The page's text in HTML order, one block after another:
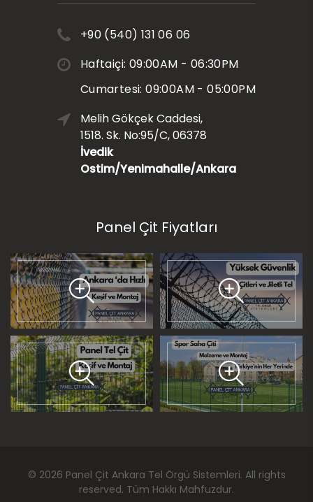
+90 (540) 131 06 06
Haftaiçi: 09:00AM - 06:30PM
Cumartesi: 09:00AM - 05:00PM
Melih Gökçek Caddesi,
1518. Sk. No:95/C, 06378
İvedik
Ostim/Yenimahalle/Ankara
Panel Çit Fiyatları
© 2026 Panel Çit Ankara Tel Örgü Sistemleri. All rights
reserved. Tüm Hakkı Mahfuzdur.